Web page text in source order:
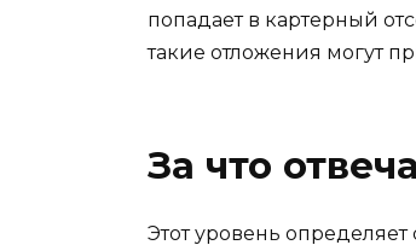
попадает в картерный
такие отложения могут
За что
Этот уровень